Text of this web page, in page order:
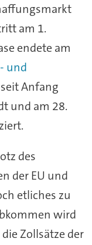
am 1.
endete am
und
Anfang
und am 28.
des
der EU und
etliches zu
wird
Zollsätze der